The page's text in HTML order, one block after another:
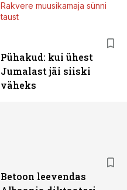
Rakvere muusikamaja sünni
taust
Pühakud: kui ühest
Jumalast jäi siiski
väheks
Betoon leevendas